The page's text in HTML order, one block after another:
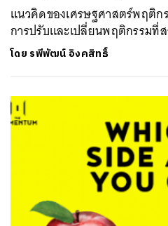
แนวคิดของเศรษฐศาสตร์พฤติก
การปรับและเปลี่ยนพฤติกรรมที่
โดย รพีพัฒน์ อิงคสิทธิ์